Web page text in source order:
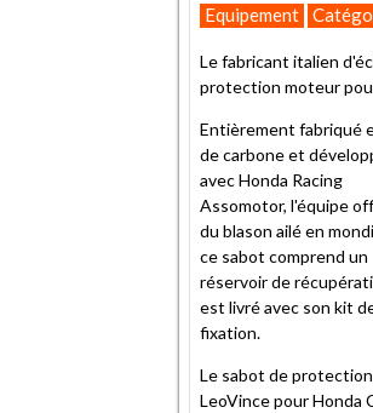
Equipement
Le fabricant italien
protection moteur
Entièrement fabriqué
de carbone et
avec Honda Racing
Assomotor, l'équipe
du blason ailé en
ce sabot comprend un
réservoir de
est livré avec son kit
fixation.
Le sabot de protection
LeoVince pour Honda